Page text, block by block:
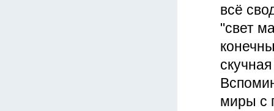
всё
"свет
миры с